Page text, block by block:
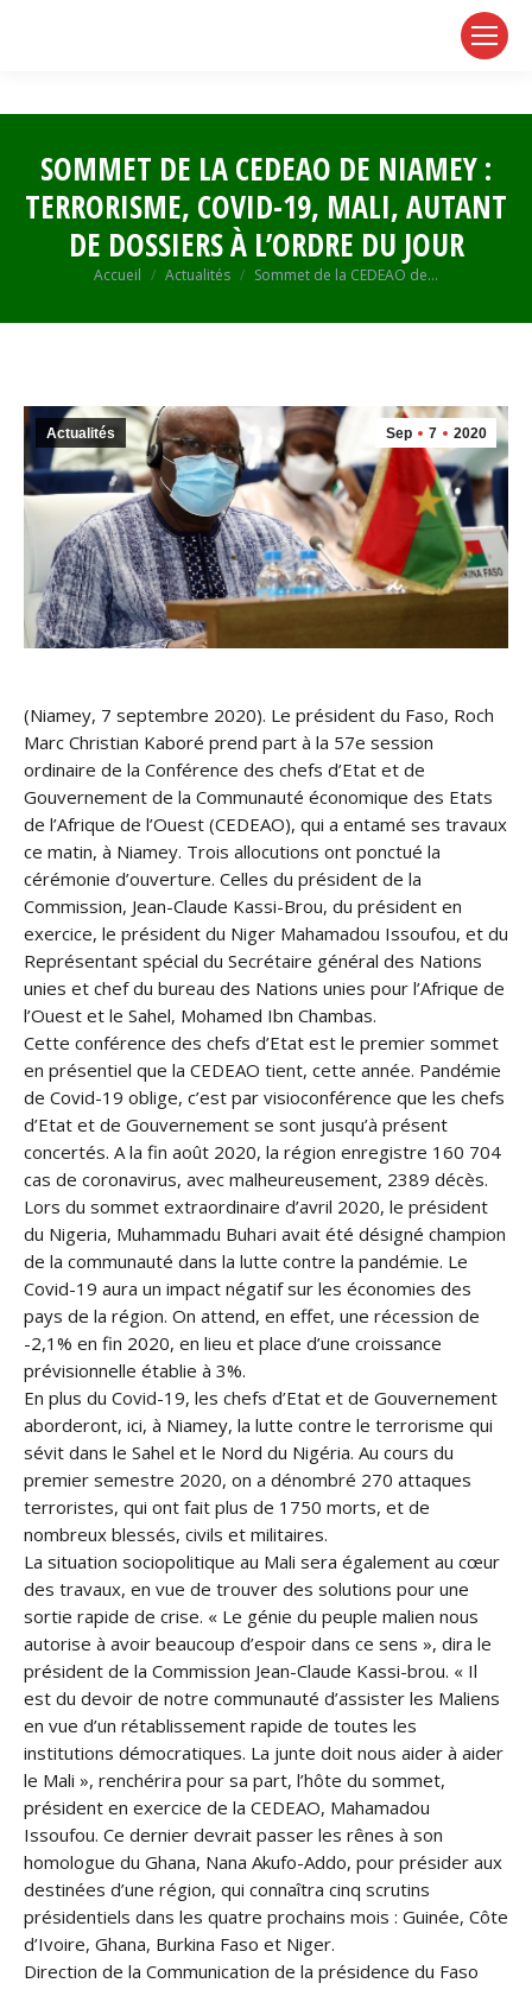
SOMMET DE LA CEDEAO DE NIAMEY :
TERRORISME, COVID-19, MALI, AUTANT
DE DOSSIERS À L’ORDRE DU JOUR
Vous êtes ici :
Accueil Actualités Sommet de la CEDEAO de…
Sep 7 2020
Actualités
(Niamey, 7 septembre 2020). Le président du Faso, Roch
Marc Christian Kaboré prend part à la 57e session
ordinaire de la Conférence des chefs d’Etat et de
Gouvernement de la Communauté économique des Etats
de l’Afrique de l’Ouest (CEDEAO), qui a entamé ses travaux
ce matin, à Niamey. Trois allocutions ont ponctué la
cérémonie d’ouverture. Celles du président de la
Commission, Jean-Claude Kassi-Brou, du président en
exercice, le président du Niger Mahamadou Issoufou, et du
Représentant spécial du Secrétaire général des Nations
unies et chef du bureau des Nations unies pour l’Afrique de
l’Ouest et le Sahel, Mohamed Ibn Chambas.
Cette conférence des chefs d’Etat est le premier sommet
en présentiel que la CEDEAO tient, cette année. Pandémie
de Covid-19 oblige, c’est par visioconférence que les chefs
d’Etat et de Gouvernement se sont jusqu’à présent
concertés. A la fin août 2020, la région enregistre 160 704
cas de coronavirus, avec malheureusement, 2389 décès.
Lors du sommet extraordinaire d’avril 2020, le président
du Nigeria, Muhammadu Buhari avait été désigné champion
de la communauté dans la lutte contre la pandémie. Le
Covid-19 aura un impact négatif sur les économies des
pays de la région. On attend, en effet, une récession de
-2,1% en fin 2020, en lieu et place d’une croissance
prévisionnelle établie à 3%.
En plus du Covid-19, les chefs d’Etat et de Gouvernement
aborderont, ici, à Niamey, la lutte contre le terrorisme qui
sévit dans le Sahel et le Nord du Nigéria. Au cours du
premier semestre 2020, on a dénombré 270 attaques
terroristes, qui ont fait plus de 1750 morts, et de
nombreux blessés, civils et militaires.
La situation sociopolitique au Mali sera également au cœur
des travaux, en vue de trouver des solutions pour une
sortie rapide de crise. « Le génie du peuple malien nous
autorise à avoir beaucoup d’espoir dans ce sens », dira le
président de la Commission Jean-Claude Kassi-brou. « Il
est du devoir de notre communauté d’assister les Maliens
en vue d’un rétablissement rapide de toutes les
institutions démocratiques. La junte doit nous aider à aider
le Mali », renchérira pour sa part, l’hôte du sommet,
président en exercice de la CEDEAO, Mahamadou
Issoufou. Ce dernier devrait passer les rênes à son
homologue du Ghana, Nana Akufo-Addo, pour présider aux
destinées d’une région, qui connaîtra cinq scrutins
présidentiels dans les quatre prochains mois : Guinée, Côte
d’Ivoire, Ghana, Burkina Faso et Niger.
Direction de la Communication de la présidence du Faso